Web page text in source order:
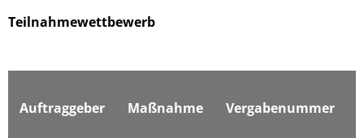
Teilnahmewettbewerb
Auftraggeber Maßnahme Vergabenummer